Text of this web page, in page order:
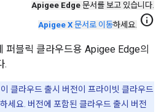
Apigee Edge 문서를 보고 있습니다.
Apigee X 문서로 이동하세요. info
퍼블릭 클라우드용 Apigee Edge의
.
이 클라우드 출시 버전이 프라이빗 클라우드
세요. 버전에 포함된 클라우드 출시 버전